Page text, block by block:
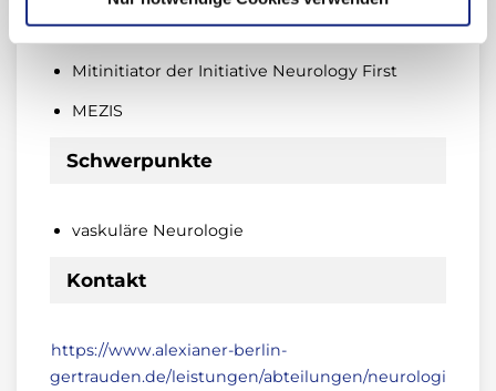
Medizin e. V.
Mitinitiator der Initiative Neurology First
MEZIS
Schwerpunkte
vaskuläre Neurologie
Kontakt
https://www.alexianer-berlin-
gertrauden.de/leistungen/abteilungen/neurologi